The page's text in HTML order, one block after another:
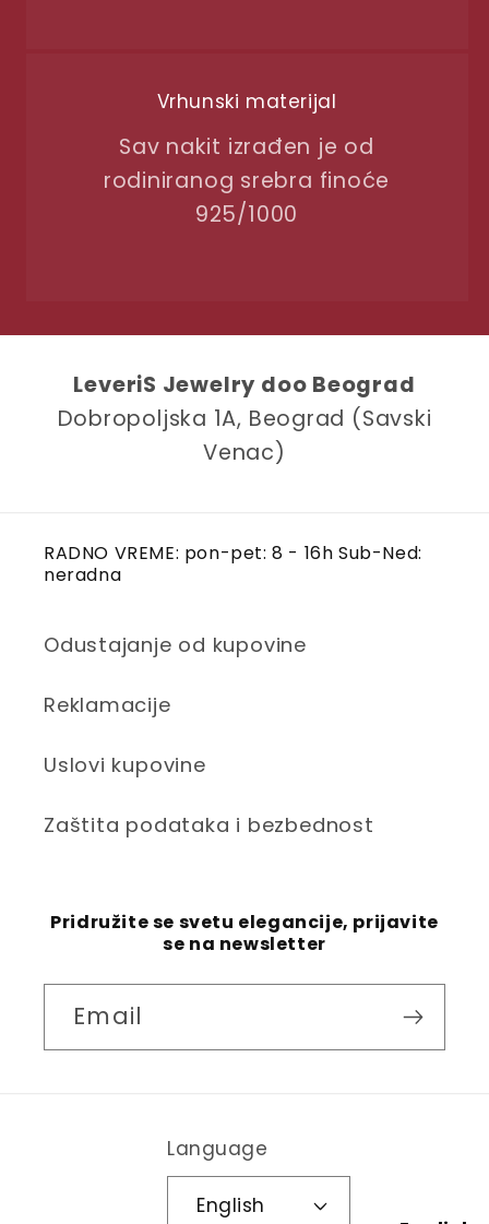
Vrhunski materijal
Sav nakit izrađen je od
rodiniranog srebra finoće
925/1000
LeveriS Jewelry doo Beograd
Dobropoljska 1A, Beograd (Savski
Venac)
RADNO VREME: pon-pet: 8 - 16h Sub-Ned:
neradna
Odustajanje od kupovine
Reklamacije
Uslovi kupovine
Zaštita podataka i bezbednost
Pridružite se svetu elegancije, prijavite
se na newsletter
Email
Language
English